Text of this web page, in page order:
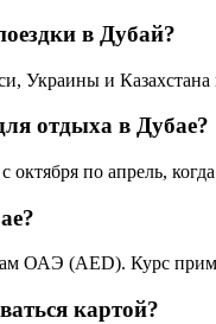
в Дубай?
Украины и Казахстана
отдыха в Дубае?
октября по апрель,
ОАЭ (AED). Курс
картой?